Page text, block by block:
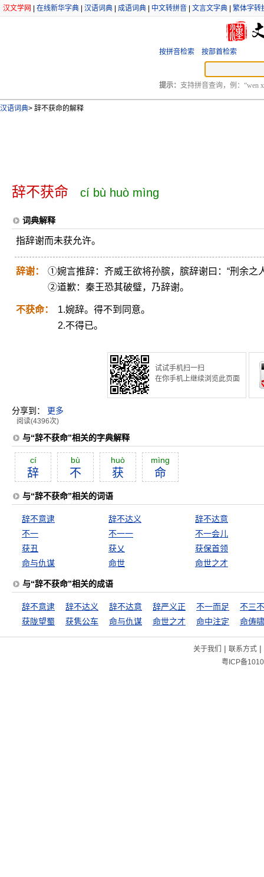
汉文学网 在线新华字典 汉语词典 成语词典 中文转拼音 文言文字典 繁体字转
按拼音检索 按部首检索
提示： 支持拼音查询，例：“wen
汉语词典> 辞不获命的解释
辞不获命 cí bù huò mìng
词典解释
指辞谢而未获允许。
辞谢：
①婉言推辞：齐威王欲将孙膑，膑辞谢曰：“刑余之
②道歉：秦王恐其破璧，乃辞谢。
不获命：
1.婉辞。得不到同意。
2.不得已。
试试手机扫一扫
在你手机上继续浏览此页面
分享到： 更多
阅读(4396次)
与“辞不获命”相关的字典解释
cí
辞
bù
不
huò
获
mìng
命
与“辞不获命”相关的词语
辞不意逮 辞不达义
辞不达意
不一
不一一
不一会儿
获丑
获乂
获保首领
命与仇谋
命世 命世之才
与“辞不获命”相关的成语
辞不意逮 辞不达义 辞不达意 辞严义正 不一而足
不三
获陇望蜀
获隽公车 命与仇谋 命世之才 命中注定 命俦
关于我们 | 联系方式|
粤ICP备